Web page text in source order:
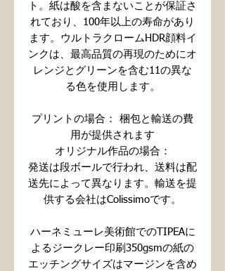
ト。紙は酸を含まないことが保証さ
れており、100年以上の寿命があり
ます。ウルトラクロームHDR顔料イ
ンクは、最高品質の再現のためにオ
レンジとグリーンを含む11の異な
る色を使用します。
プリントの場合： 梱包と輸送の費
用が提供されます
オリジナル作品の場合：
発送は段ボールで行われ、送料は配
送先によって異なります。輸送を提
供する会社はColissimoです。
ハーネミューレ美術館でのTIPEAに
よるジークレー印刷350gsmの紙の
エッチングサイズはマージンを含め